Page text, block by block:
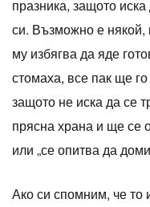
празника, защото
си. Възможно е някой,
му избягва да яде
стомаха, все пак ще
защото не иска да се
прясна храна и ще се
или „се опитва да
Ако си спомним, че то